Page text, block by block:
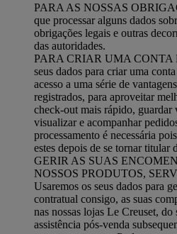
PARA AS NOSSAS
que processar alguns dados
obrigações legais e outras
das autoridades.
PARA CRIAR UMA CONTA
seus dados para criar uma
acesso a uma série de
registrados, para aproveitar
check-out mais rápido, guardar
visualizar e acompanhar
processamento é necessária
estes depois de se tornar titular
GERIR AS SUAS
NOSSOS PRODUTOS,
Usaremos os seus dados para
contratual consigo, as suas
nas nossas lojas Le Creuset,
assistência pós-venda